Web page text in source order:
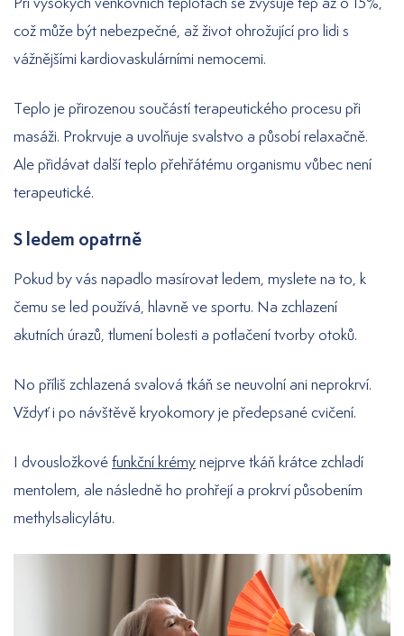
což může být nebezpečné, až život ohrožující pro lidi s
vážnějšími kardiovaskulárními nemocemi.
Teplo je přirozenou součástí terapeutického procesu při
masáži. Prokrvuje a uvolňuje svalstvo a působí relaxačně.
Ale přidávat další teplo přehřátému organismu vůbec není
terapeutické.
S ledem opatrně
Pokud by vás napadlo masírovat ledem, myslete na to, k
čemu se led používá, hlavně ve sportu. Na zchlazení
akutních úrazů, tlumení bolesti a potlačení tvorby otoků.
No příliš zchlazená svalová tkáň se neuvolní ani neprokrví.
Vždyť i po návštěvě kryokomory je předepsané cvičení.
I dvousložkovéfunkční krémynejprve tkáň krátce zchladí
mentolem, ale následně ho prohřejí a prokrví působením
methylsalicylátu.